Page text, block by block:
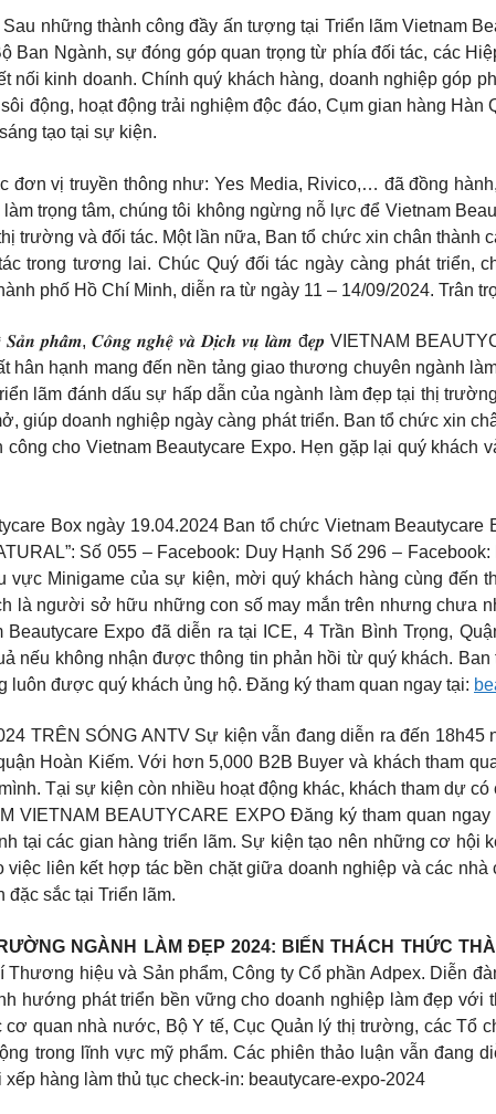
Sau những thành công đầy ấn tượng tại Triển lãm Vietnam
Ban Ngành, sự đóng góp quan trọng từ phía đối tác, các
nối kinh doanh. Chính quý khách hàng, doanh nghiệp góp
động, hoạt động trải nghiệm độc đáo, Cụm gian hàng
tạo tại sự kiện.
đơn vị truyền thông như: Yes Media, Rivico,… đã đồng
trọng tâm, chúng tôi không ngừng nỗ lực để Vietnam
trường và đối tác. Một lần nữa, Ban tổ chức xin chân
trong tương lai. Chúc Quý đối tác ngày càng phát
phố Hồ Chí Minh, diễn ra từ ngày 11 – 14/09/2024. Trân
𝒗𝒆̂̀ 𝑺𝒂̉𝒏 𝒑𝒉𝒂̂̉𝒎, 𝑪𝒐̂𝒏𝒈 𝒏𝒈𝒉𝒆̣̂ 𝒗𝒂̀ 𝑫𝒊̣𝒄𝒉 𝒗𝒖̣ 𝒍𝒂̀𝒎 đ𝒆̣𝒑 VIETNAM
hân hạnh mang đến nền tảng giao thương chuyên ngành
lãm đánh dấu sự hấp dẫn của ngành làm đẹp tại thị
giúp doanh nghiệp ngày càng phát triển. Ban tổ chức xin
cho Vietnam Beautycare Expo. Hẹn gặp lại quý khách
Box ngày 19.04.2024 ️Ban tổ chức Vietnam
Số 055 – Facebook: Duy Hạnh Số 296 –
vực Minigame của sự kiện, mời quý khách hàng cùng
là người sở hữu những con số may mắn trên nhưng chưa
Beautycare Expo đã diễn ra tại ICE, 4 Trần Bình Trọng,
nếu không nhận được thông tin phản hồi từ quý khách.
luôn được quý khách ủng hộ. Đăng ký tham quan ngay tại:
TRÊN SÓNG ANTV Sự kiện vẫn đang diễn ra đến
Hoàn Kiếm. Với hơn 5,000 B2B Buyer và khách tham
Tại sự kiện còn nhiều hoạt động khác, khách tham dự
VIETNAM BEAUTYCARE EXPO Đăng ký tham quan ngay
tại các gian hàng triển lãm. Sự kiện tạo nên những cơ hội
liên kết hợp tác bền chặt giữa doanh nghiệp và các
sắc tại Triển lãm.
NGÀNH LÀM ĐẸP 2024: BIẾN THÁCH THỨC
hiệu và Sản phẩm, Công ty Cổ phần Adpex. Diễn
hướng phát triển bền vững cho doanh nghiệp làm đẹp
cơ quan nhà nước, Bộ Y tế, Cục Quản lý thị trường, các
trong lĩnh vực mỹ phẩm. Các phiên thảo luận vẫn đang
hàng làm thủ tục check-in: beautycare-expo-2024